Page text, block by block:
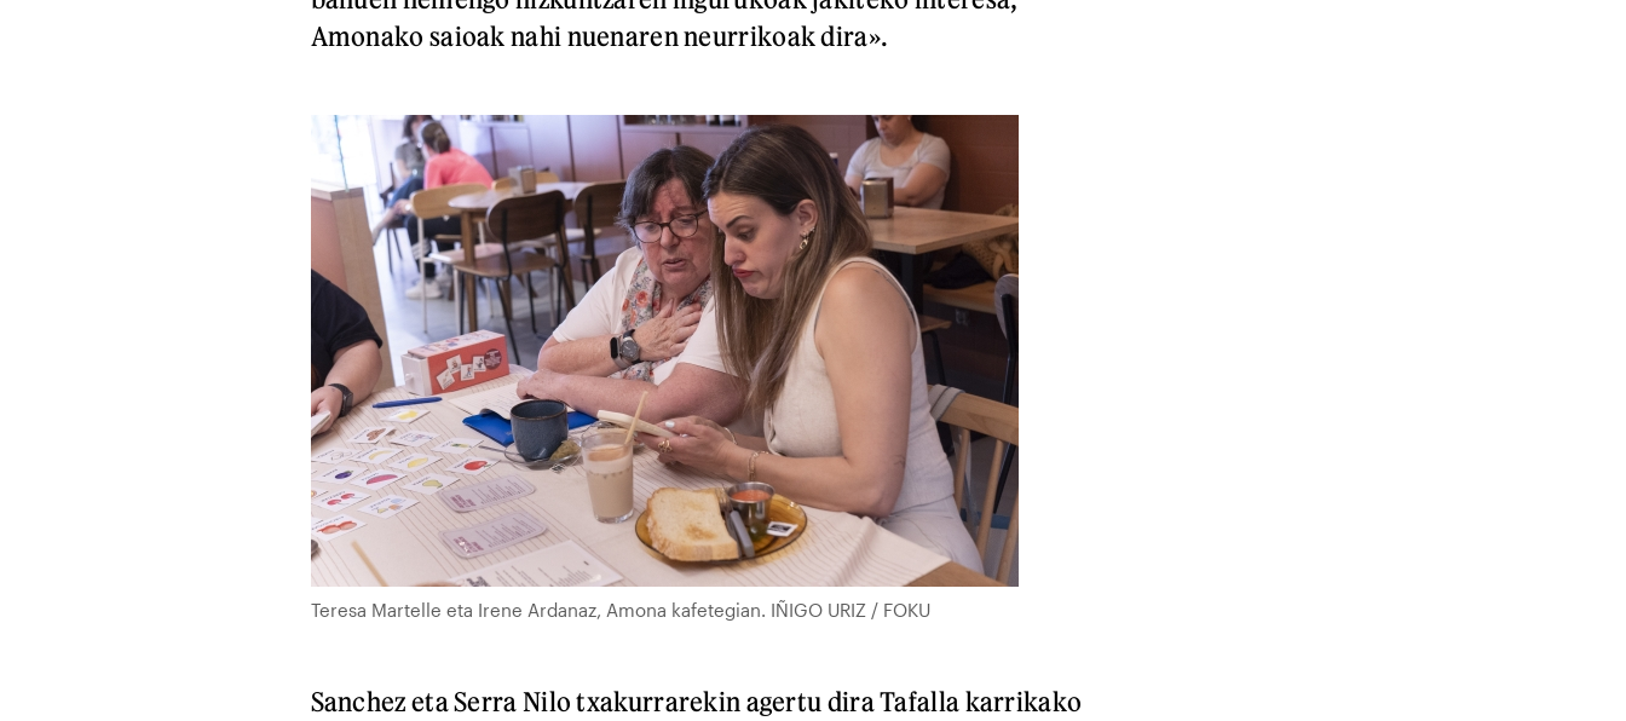
Amonako saioak nahi nuenaren neurrikoak dira».
Teresa Martelle eta Irene Ardanaz, Amona kafetegian. IÑIGO URIZ / FOKU
Sanchez eta Serra Nilo txakurrarekin agertu dira Tafalla karrikako